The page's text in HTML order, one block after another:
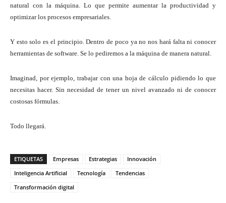
natural con la máquina. Lo que permite aumentar la productividad y
optimizar los procesos empresariales.
Y esto solo es el principio. Dentro de poco ya no nos hará falta ni conocer
herramientas de software. Se lo pediremos a la máquina de manera natural.
Imaginad, por ejemplo, trabajar con una hoja de cálculo pidiendo lo que
necesitas hacer. Sin necesidad de tener un nivel avanzado ni de conocer
costosas fórmulas.
Todo llegará.
ETIQUETAS Empresas Estrategias
Innovación
Inteligencia Artificial
Tecnología
Tendencias
Transformación digital